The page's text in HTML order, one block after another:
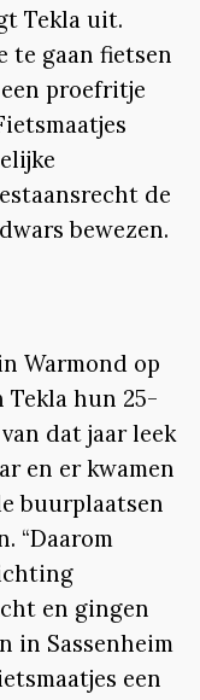
Tekla uit.
te gaan fietsen
proefritje
de
bewezen.
Warmond op
Tekla hun 25-
dat jaar leek
en er kwamen
buurplaatsen
“Daarom
en gingen
in Sassenheim
een